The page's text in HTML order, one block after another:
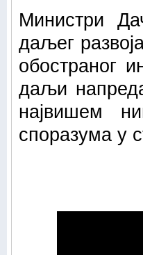
Министри
даљег
обостраног
даљи
највишем
споразума у